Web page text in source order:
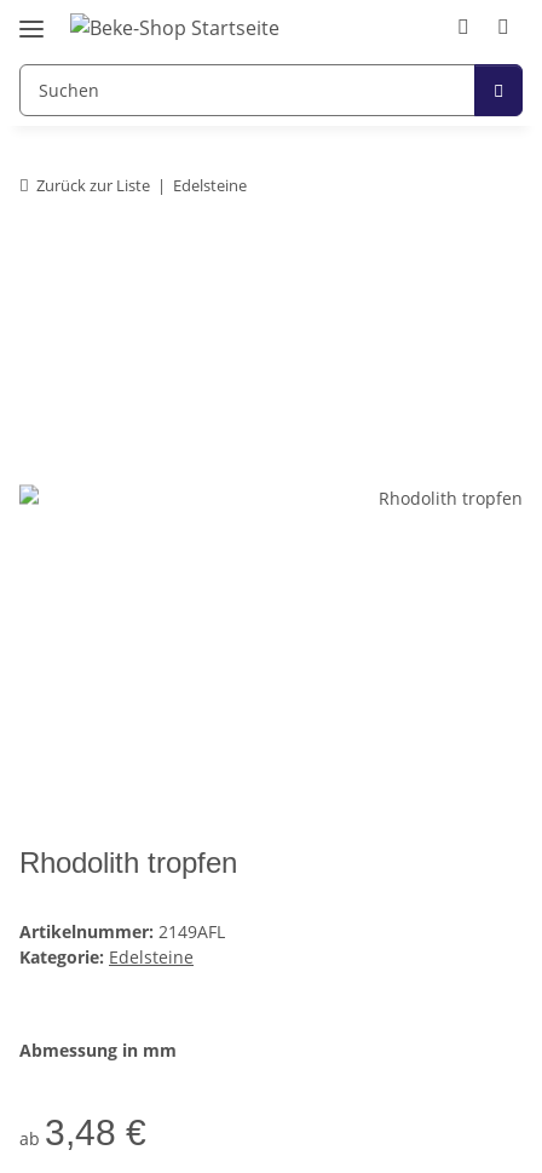
Zurück zur Liste Edelsteine
Rhodolith tropfen
Artikelnummer: 2149AFL
Kategorie: Edelsteine
Abmessung in mm
ab 3,48 €